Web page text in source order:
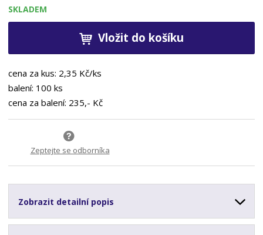
SKLADEM
Vložit do košíku
cena za kus: 2,35 Kč/ks
balení: 100 ks
cena za balení: 235,- Kč
Zeptejte se odborníka
Zobrazit detailní popis